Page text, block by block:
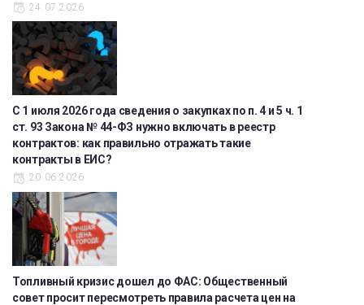
24.07.2026
С 1 июля 2026 года сведения о закупках по п. 4 и 5 ч. 1
ст. 93 Закона № 44-ФЗ нужно включать в реестр
контрактов: как правильно отражать такие
контракты в ЕИС?
20.06.2026
Топливный кризис дошел до ФАС: Общественный
совет просит пересмотреть правила расчета цен на